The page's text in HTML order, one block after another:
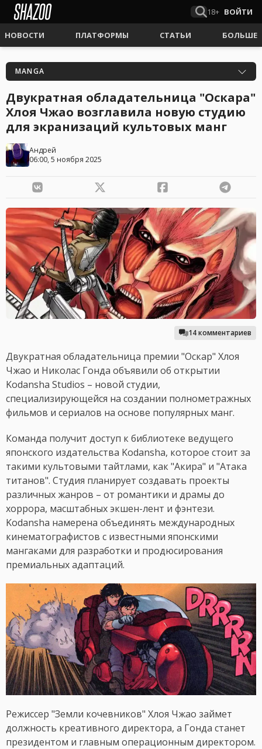
18+ ВОЙТИ
НОВОСТИ ПЛАТФОРМЫ СТАТЬИ БОЛЬШЕ
MANGA
Двукратная обладательница "Оскара"
Хлоя Чжао возглавила новую студию
для экранизаций культовых манг
Андрей
06:00, 5 ноября 2025
14 комментариев
Двукратная обладательница премии "Оскар" Хлоя
Чжао и Николас Гонда объявили об открытии
Kodansha Studios – новой студии,
специализирующейся на создании полнометражных
фильмов и сериалов на основе популярных манг.
Команда получит доступ к библиотеке ведущего
японского издательства Kodansha, которое стоит за
такими культовыми тайтлами, как "Акира" и "Атака
титанов". Студия планирует создавать проекты
различных жанров – от романтики и драмы до
хоррора, масштабных экшен-лент и фэнтези.
Kodansha намерена объединять международных
кинематографистов с известными японскими
мангаками для разработки и продюсирования
премиальных адаптаций.
Режиссер "Земли кочевников" Хлоя Чжао займет
должность креативного директора, а Гонда станет
президентом и главным операционным директором.